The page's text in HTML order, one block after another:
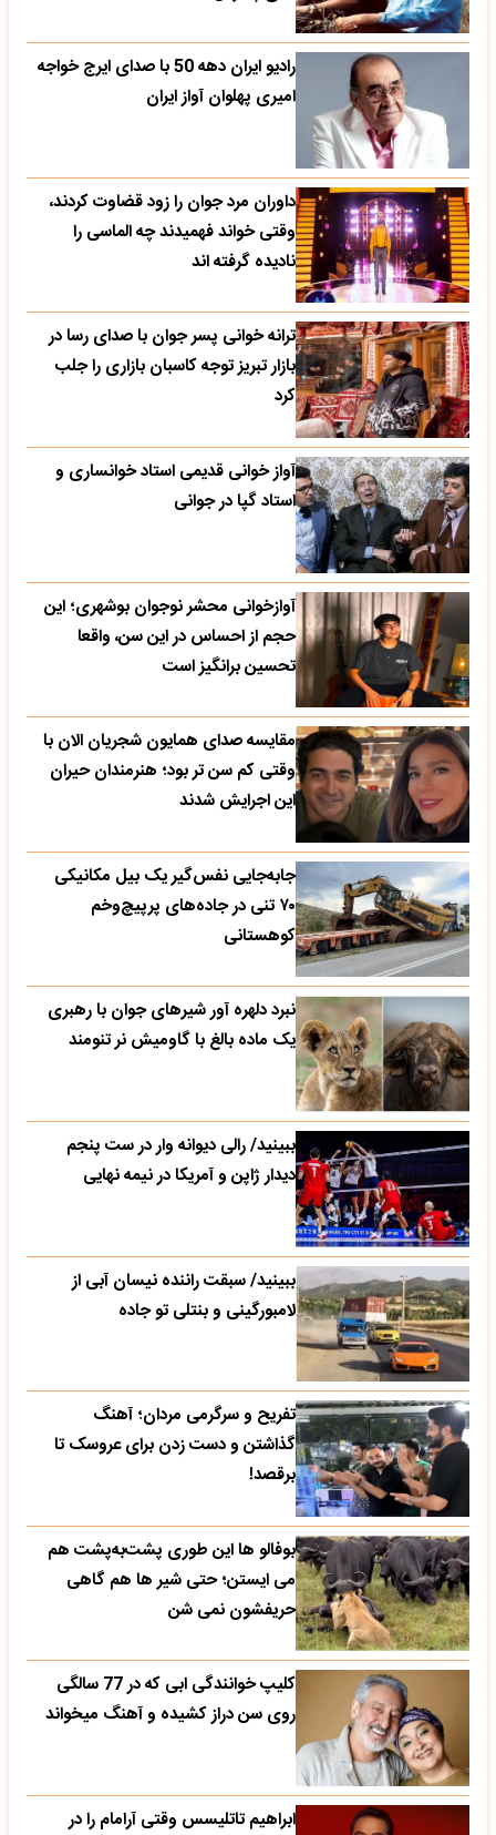
رادیو ایران دهه 50 با صدای ایرج خواجه
امیری پهلوان آواز ایران
داوران مرد جوان را زود قضاوت کردند،
وقتی خواند فهمیدند چه الماسی را
نادیده گرفته اند
ترانه خوانی پسر جوان با صدای رسا در
بازار تبریز توجه کاسبان بازاری را جلب
کرد
آواز خوانی قدیمی استاد خوانساری و
استاد گپا در جوانی
آوازخوانی محشر نوجوان بوشهری؛ این
حجم از احساس در این سن، واقعا
تحسین‌ برانگیز است
مقایسه صدای همایون شجریان الان با
وقتی کم سن تر بود؛ هنرمندان حیران
این اجرایش شدند
جابه‌جایی نفس‌گیر یک بیل مکانیکی
۷۰ تنی در جاده‌های پرپیچ‌وخم
کوهستانی
نبرد دلهره آور شیرهای جوان با رهبری
یک ماده بالغ با گاومیش نر تنومند
ببینید/ رالی دیوانه وار در ست پنجم
دیدار ژاپن و آمریکا در نیمه نهایی
ببینید/ سبقت راننده نیسان آبی از
لامبورگینی و بنتلی تو جاده
تفریح و سرگرمی مردان؛ آهنگ
گذاشتن و دست زدن برای عروسک تا
برقصد!
بوفالو ها این‌ طوری پشت‌به‌پشت هم
می‌ ایستن؛ حتی شیر ها هم گاهی
حریفشون نمی‌ شن
کلیپ خوانندگی ابی که در 77 سالگی
روی سن دراز کشیده و آهنگ میخواند
ابراهیم تاتلیسس وقتی آرامام را در